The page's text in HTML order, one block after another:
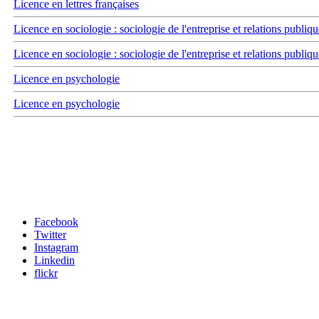
Licence en lettres françaises
Licence en sociologie : sociologie de l'entreprise et relations
Licence en sociologie : sociologie de l'entreprise et relations
Licence en psychologie
Licence en psychologie
Facebook
Twitter
Instagram
Linkedin
flickr